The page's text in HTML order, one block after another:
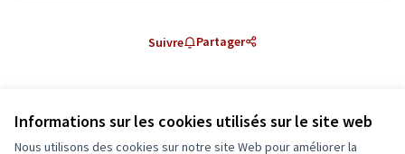
Informations sur les cookies utilisés sur le site web
Nous utilisons des cookies sur notre site Web pour améliorer la
Suivre Partager
Les mieux notésLes plus récents
Les plus
Les plus